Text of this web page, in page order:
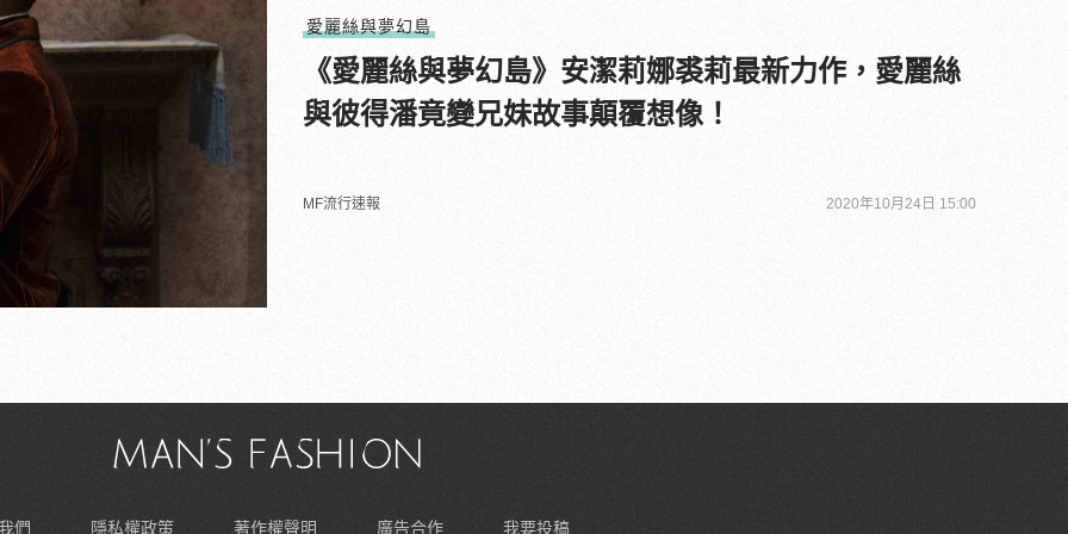
愛麗絲與夢幻島
《愛麗絲與夢幻島》安潔莉娜裘莉最新力作，愛麗絲
與彼得潘竟變兄妹故事顛覆想像！
MF流行速報 2020年10月24日 15:00
們 隱私權政策 著作權聲明 廣告合作 我要投稿